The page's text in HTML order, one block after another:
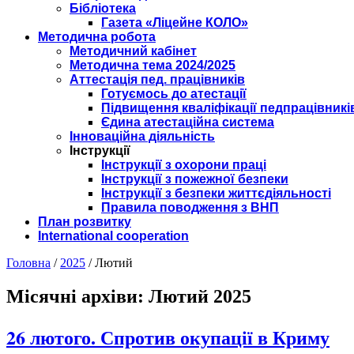
Бібліотека
Газета «Ліцейне КОЛО»
Методична робота
Методичний кабінет
Методична тема 2024/2025
Аттестація пед. працівників
Готуємось до атестації
Підвищення кваліфікації
Єдина атестаційна система
Інноваційна діяльність
Інструкції
Інструкції з охорони праці
Інструкції з пожежної безпеки
Інструкції з безпеки життєдіяльності
Правила поводження з ВНП
План розвитку
International cooperation
Головна / 2025 /Лютий
Місячні архіви: Лютий 2025
26 лютого. Спротив окупації в Криму